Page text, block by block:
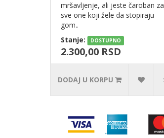
mršavljenje, ali jeste čaroban za
sve one koji žele da stopiraju
gom..
Stanje:
DOSTUPNO
2.300,00 RSD
DODAJ U KORPU